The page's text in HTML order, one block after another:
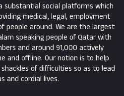
substantial social platforms which
medical, legal, employment
people around. We are the largest
speaking people of Qatar with
and around 91,000 actively
and offline. Our notion is to help
of difficulties so as to lead
and cordial lives.